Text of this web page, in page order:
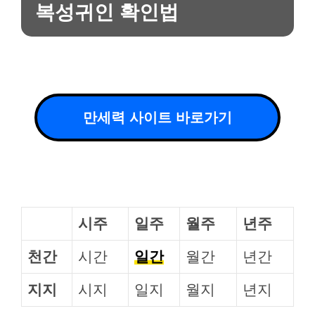
복성귀인 확인법
만세력 사이트 바로가기
시주 일주 월주 년주
천간 시간 일간 월간 년간
지지 시지 일지 월지 년지